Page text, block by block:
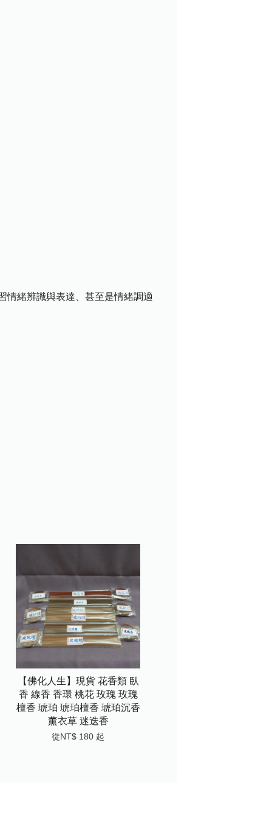
情緒辨識與表達、甚至是情緒調適
【佛化人生】現貨 花香類 臥
香 線香 香環 桃花 玫瑰 玫瑰
檀香 琥珀 琥珀檀香 琥珀沉香
薰衣草 迷迭香
從 NT$ 180 起